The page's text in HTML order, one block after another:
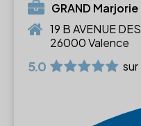
GRAND Marjorie
19 B AVENUE
26000 Valence
5.0 sur